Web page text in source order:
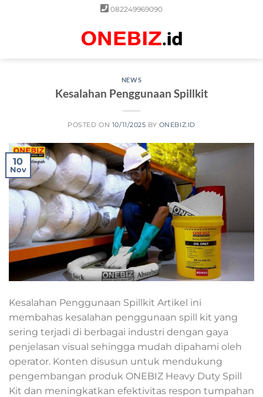
082249969090
NEWS
Kesalahan Penggunaan Spillkit
POSTED ON 10/11/2025 BY ONEBIZ.ID
10
Nov
Kesalahan Penggunaan Spillkit Artikel ini
membahas kesalahan penggunaan spill kit yang
sering terjadi di berbagai industri dengan gaya
penjelasan visual sehingga mudah dipahami oleh
operator. Konten disusun untuk mendukung
pengembangan produk ONEBIZ Heavy Duty Spill
Kit dan meningkatkan efektivitas respon tumpahan